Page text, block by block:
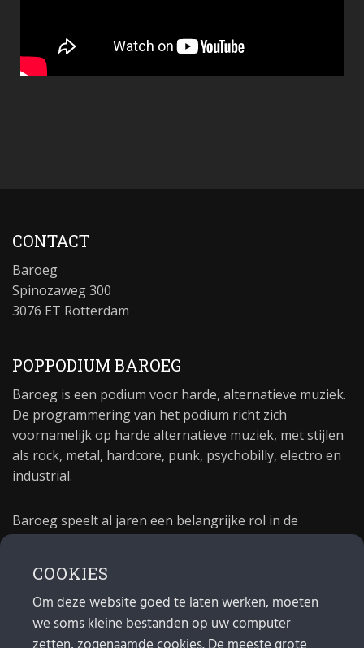
CONTACT
Baroeg
Spinozaweg 300
3076 ET Rotterdam
POPPODIUM BAROEG
Baroeg is een podium voor harde, alternatieve muziek.
De programmering van het podium richt zich
voornamelijk op harde alternatieve muziek, met stijlen
als rock, metal, hardcore, punk, psychobilly, electro en
industrial.
Baroeg speelt al jaren een belangrijke rol in de
culturele sector van Rotterdam. In 1981 begon Baroeg
poppodium 40 jaar.
MAIL
COOKIES
Om deze website goed te laten werken, moeten
we soms kleine bestanden op uw computer